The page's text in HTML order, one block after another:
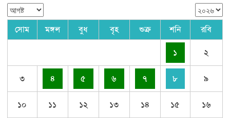
সোম মঙ্গল বুধ বৃহ শুক্র শনি রবি
১ ২
৩ ৪ ৫ ৬ ৭ ৮ ৯
১০ ১১ ১২ ১৩ ১৪ ১৫ ১৬